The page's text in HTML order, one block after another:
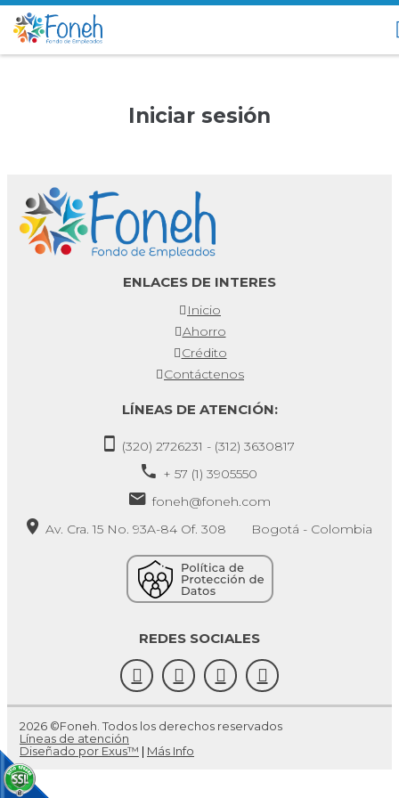
Iniciar sesión
ENLACES DE INTERES
Inicio
Ahorro
Crédito
Contáctenos
LÍNEAS DE ATENCIÓN:
(320) 2726231 - (312) 3630817
+ 57 (1) 3905550
foneh@foneh.com
Av. Cra. 15 No. 93A-84 Of. 308 Bogotá - Colombia
REDES SOCIALES
2026 ©Foneh. Todos los derechos reservados
Líneas de atención
Diseñado por Exus™ | Más Info